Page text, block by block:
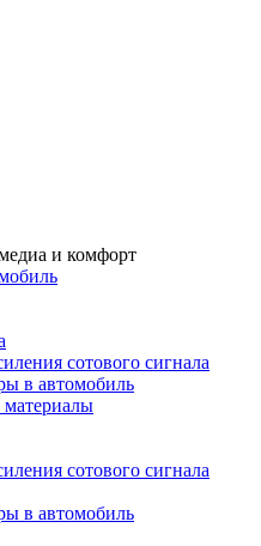
и комфорт
сотового сигнала
в автомобиль
сотового сигнала
в автомобиль